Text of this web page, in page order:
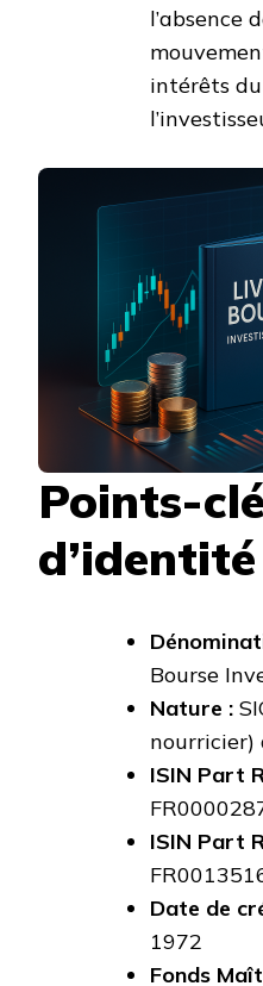
l’absence
intérêts
Points-
Bourse
Nature :
nourricier)
ISIN Part
ISIN Part
Date de
1972
Fonds